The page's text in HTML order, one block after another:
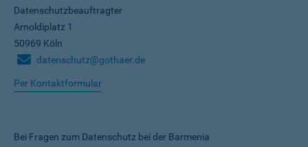
Datenschutzbeauftragter
Arnoldiplatz 1
50969 Köln
datenschutz@gothaer.de
Per Kontaktformular
Bei Fragen zum Datenschutz bei der Barmenia